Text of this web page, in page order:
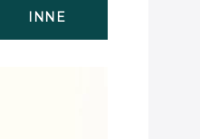
INNE